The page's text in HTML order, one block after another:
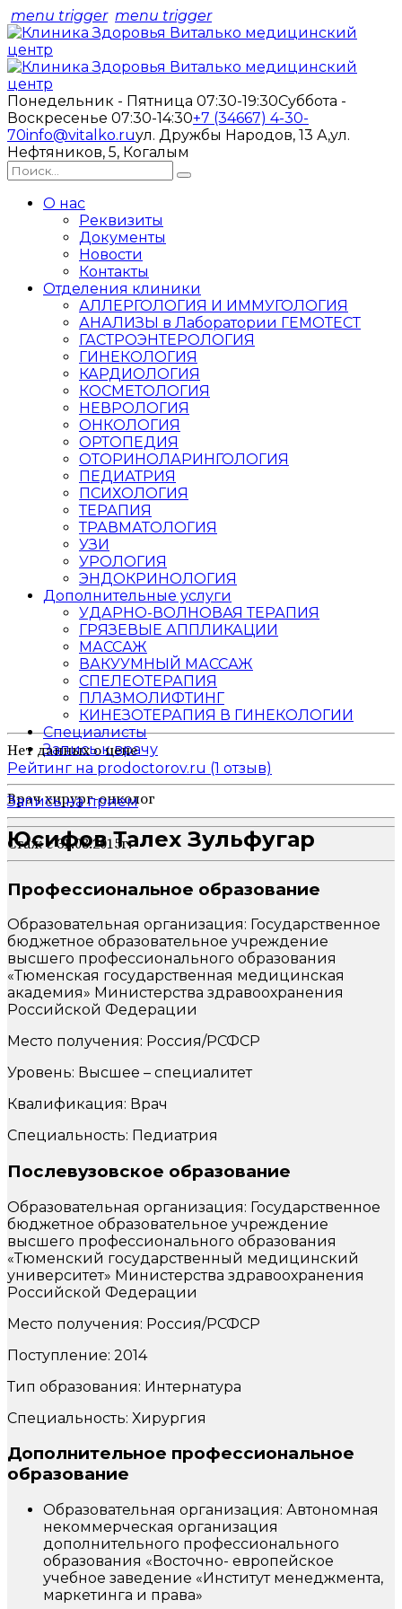
menu trigger menu trigger
Понедельник - Пятница 07:30-19:30Суббота -
Воскресенье 07:30-14:30+7 (34667) 4-30-
70info@vitalko.ruул. Дружбы Народов, 13 А,ул.
Нефтяников, 5, Когалым
О нас
Реквизиты
Документы
Новости
Контакты
Отделения клиники
АЛЛЕРГОЛОГИЯ И ИММУГОЛОГИЯ
АНАЛИЗЫ в Лаборатории ГЕМОТЕСТ
ГАСТРОЭНТЕРОЛОГИЯ
ГИНЕКОЛОГИЯ
КАРДИОЛОГИЯ
КОСМЕТОЛОГИЯ
НЕВРОЛОГИЯ
ОНКОЛОГИЯ
ОРТОПЕДИЯ
ОТОРИНОЛАРИНГОЛОГИЯ
ПЕДИАТРИЯ
ПСИХОЛОГИЯ
ТЕРАПИЯ
ТРАВМАТОЛОГИЯ
УЗИ
УРОЛОГИЯ
ЭНДОКРИНОЛОГИЯ
Дополнительные услуги
УДАРНО-ВОЛНОВАЯ ТЕРАПИЯ
ГРЯЗЕВЫЕ АППЛИКАЦИИ
МАССАЖ
ВАКУУМНЫЙ МАССАЖ
СПЕЛЕОТЕРАПИЯ
ПЛАЗМОЛИФТИНГ
КИНЕЗОТЕРАПИЯ В ГИНЕКОЛОГИИ
Специалисты
Запись к врачу
Врач хирург-онколог
Юсифов Талех Зульфугар
Нет данных о цене
Рейтинг на prodoctorov.ru (1 отзыв)
Запись на прием
Стаж с 31.08.2015г.
Профессиональное образование
Образовательная организация: Государственное
бюджетное образовательное учреждение
высшего профессионального образования
«Тюменская государственная медицинская
академия» Министерства здравоохранения
Российской Федерации
Место получения: Россия/РСФСР
Уровень: Высшее – специалитет
Квалификация: Врач
Специальность: Педиатрия
Послевузовское образование
Образовательная организация: Государственное
бюджетное образовательное учреждение
высшего профессионального образования
«Тюменский государственный медицинский
университет» Министерства здравоохранения
Российской Федерации
Место получения: Россия/РСФСР
Поступление: 2014
Тип образования: Интернатура
Специальность: Хирургия
Дополнительное профессиональное
образование
Образовательная организация: Автономная
некоммерческая организация
дополнительного профессионального
образования «Восточно- европейское
учебное заведение «Институт менеджмента,
маркетинга и права»